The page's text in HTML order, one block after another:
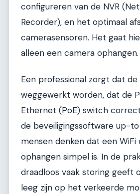
configureren van de NVR
Recorder), en het optimaal
camerasensoren. Het gaat
alleen een camera ophangen.
Een professional zorgt dat
weggewerkt worden, dat de
Ethernet (PoE) switch
de beveiligingssoftware up-
mensen denken dat een WiFi
ophangen simpel is. In de
draadloos vaak storing geeft
leeg zijn op het verkeerde